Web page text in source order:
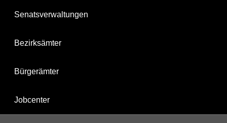
Senatsverwaltungen
Bezirksämter
Bürgerämter
Jobcenter